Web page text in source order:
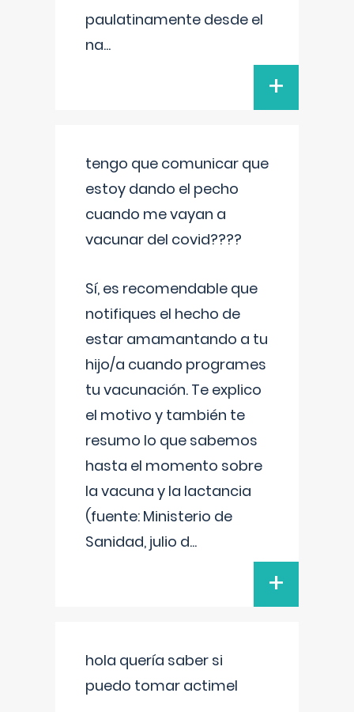
paulatinamente desde el
na...
+
tengo que comunicar que
estoy dando el pecho
cuando me vayan a
vacunar del covid????
Sí, es recomendable que
notifiques el hecho de
estar amamantando a tu
hijo/a cuando programes
tu vacunación. Te explico
el motivo y también te
resumo lo que sabemos
hasta el momento sobre
la vacuna y la lactancia
(fuente: Ministerio de
Sanidad, julio d...
+
hola quería saber si
puedo tomar actimel